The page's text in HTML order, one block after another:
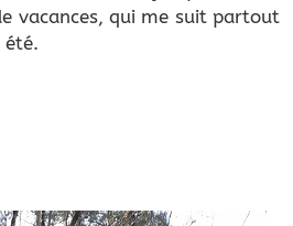
vacances, qui me suit partout
été.